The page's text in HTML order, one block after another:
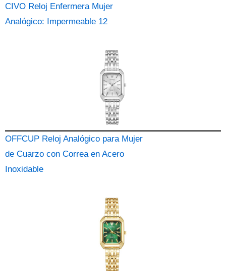
CIVO Reloj Enfermera Mujer
Analógico: Impermeable 12
OFFCUP Reloj Analógico para Mujer
de Cuarzo con Correa en Acero
Inoxidable